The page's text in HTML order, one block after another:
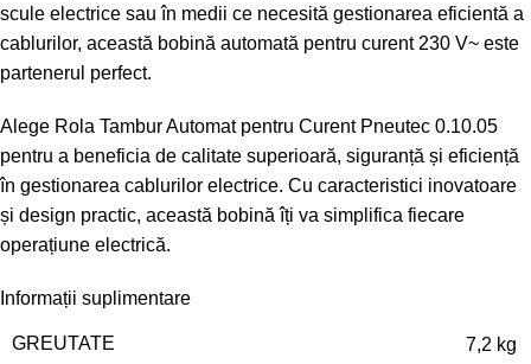
scule electrice sau în medii ce necesită gestionarea eficientă a
cablurilor, această bobină automată pentru curent 230 V~ este
partenerul perfect.
Alege Rola Tambur Automat pentru Curent Pneutec 0.10.05
pentru a beneficia de calitate superioară, siguranță și eficiență
în gestionarea cablurilor electrice. Cu caracteristici inovatoare
și design practic, această bobină îți va simplifica fiecare
operațiune electrică.
Informații suplimentare
GREUTATE 7,2 kg